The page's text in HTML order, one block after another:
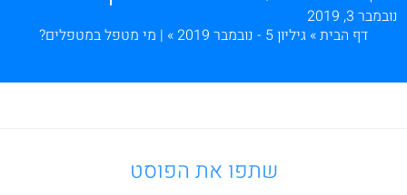
3, 2019
דף הבית»גיליון 5 - נובמבר 2019 »| מי מטפל במטפלים?
שתפו את הפוסט